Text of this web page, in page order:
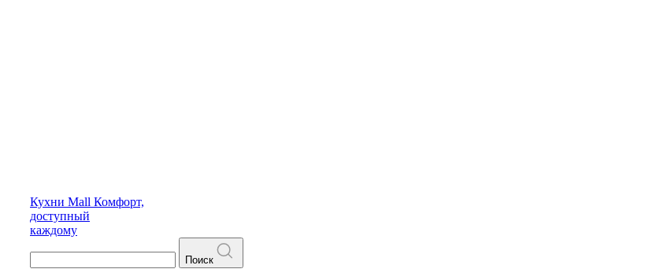
Кухни Mall Комфорт,
доступный
каждому
Поиск